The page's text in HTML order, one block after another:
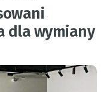
dla wymiany